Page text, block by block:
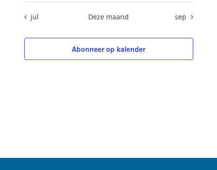
jul Deze maand sep
Abonneer op kalender